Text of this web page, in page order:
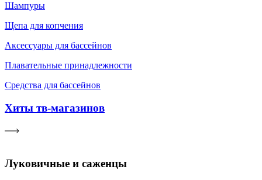
Шампуры
Щепа для копчения
Аксессуары для бассейнов
Плавательные принадлежности
Средства для бассейнов
Хиты тв-магазинов
Луковичные и саженцы